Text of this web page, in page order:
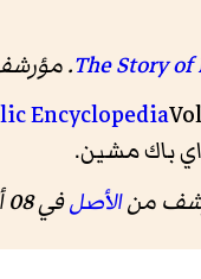
Encyclopedia
الأصلفي 08 أكتوبر 2017